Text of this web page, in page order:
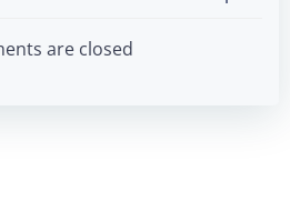
navigation
are closed